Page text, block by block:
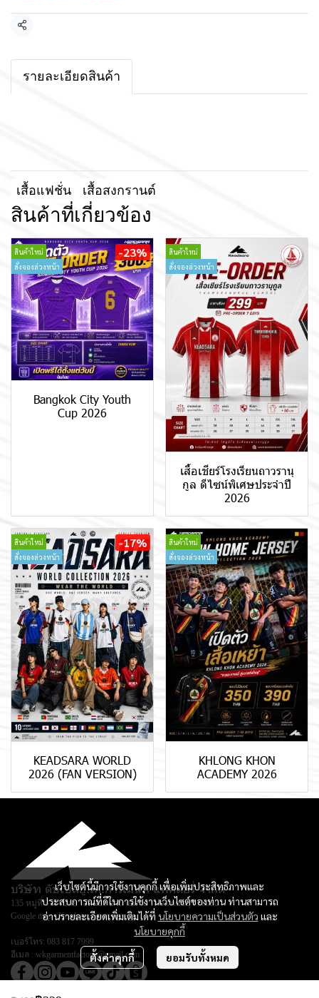
แชร์
รายละเอียดสินค้า
เสื้อแฟชั่น เสื้อสงกรานต์
สินค้าที่เกี่ยวข้อง
สินค้าใหม่
สั่งจองล่วงหน้า
-23%
Bangkok City Youth
Cup 2026
สินค้าใหม่
สั่งจองล่วงหน้า
เสื้อเชียร์โรงเรียนถาวรานุ
กูล ดีไซน์พิเศษประจำปี
2026
สินค้าใหม่
สั่งจองล่วงหน้า
-17%
KEADSARA WORLD
2026 (FAN VERSION)
สินค้าใหม่
สั่งจองล่วงหน้า
KHLONG KHON
ACADEMY 2026
เว็บไซต์นี้มีการใช้งานคุกกี้ เพื่อเพิ่มประสิทธิภาพและ
ประสบการณ์ที่ดีในการใช้งานเว็บไซต์ของท่าน ท่านสามารถ
อ่านรายละเอียดเพิ่มเติมได้ที่ นโยบายความเป็นส่วนตัว และ
นโยบายคุกกี้
ตั้งค่าคุกกี้ ยอมรับทั้งหมด
บริษัท ดับเบิลยู.เค.การ์เม้นท์ แฟคตอรี่ จำกัด
135 หมู่ที่ 3 ตำบลยางหย่อง อำเภอท่ายาง จ.เพชรบุรี 76130
Google map : Keadsara Sport Design
เบอร์โทร: 083 817 7999
อีเมล : wkgarmentfactory@gmail.com